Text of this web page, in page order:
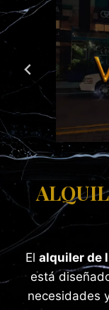
El alquiler de
está
necesidades